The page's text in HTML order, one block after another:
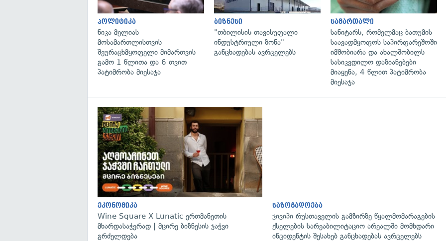
პოლიტიკა
ნიკა მელიას
მოსამართლისთვის
შეურაცხმყოფელი მიმართვის
გამო 1 წლითა და 6 თვით
პატიმრობა მიესაჯა
ბიზნესი
"თბილისის თავისუფალი
ინდუსტრიული ზონა"
განცხადებას ავრცელებს
სამართალი
სანიტარს, რომელმაც ბათუმის
საავადმყოფოს საპირფარეშოში
იმშობიარა და ახალშობილს
სასიკვდილო დაზიანებები
მიაყენა, 4 წლით პატიმრობა
მიესაჯა
ეკონომიკა
Wine Square X Lunatic ერთმანეთის
მხარდასაჭერად | მცირე ბიზნესის ჯაჭვი
გრძელდება
საზოგადოება
ჯივიპი რუსთაველის გამზირზე წყალმომარაგების
ქსელების სარეაბილიტაციო არეალში მომხდარი
ინციდენტის შესახებ განცხადებას ავრცელებს